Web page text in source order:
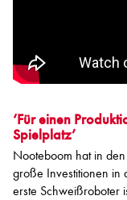
‘Für einen
Spielplatz’
Nooteboom hat in
große Investitionen in
erste Schweißroboter